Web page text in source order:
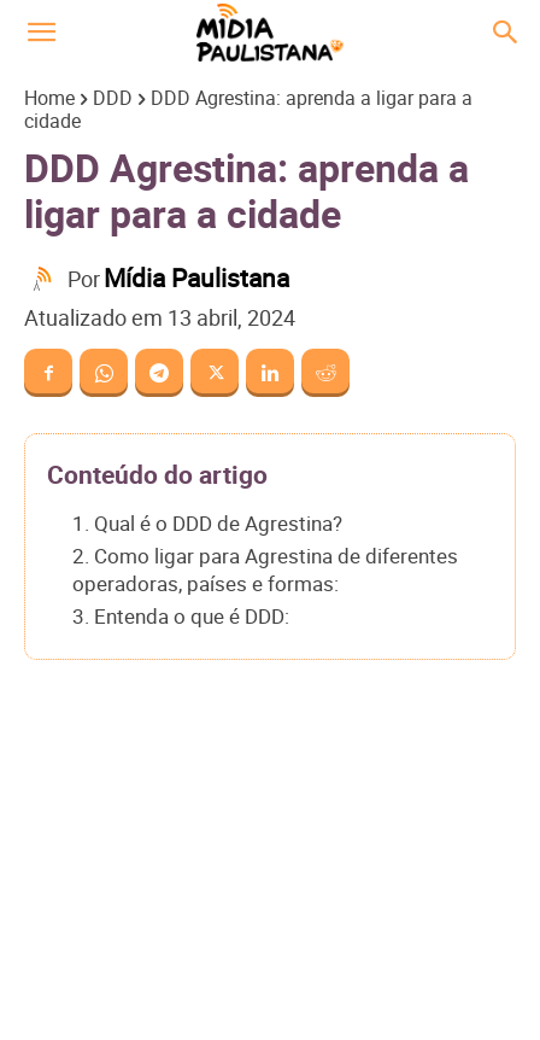
Home DDD
DDD Agrestina: aprenda a ligar para a
cidade
DDD Agrestina: aprenda a
ligar para a cidade
PorMídia Paulistana
Atualizado em 13 abril, 2024
Conteúdo do artigo
1. Qual é o DDD de Agrestina?
2. Como ligar para Agrestina de diferentes
operadoras, países e formas:
3. Entenda o que é DDD: